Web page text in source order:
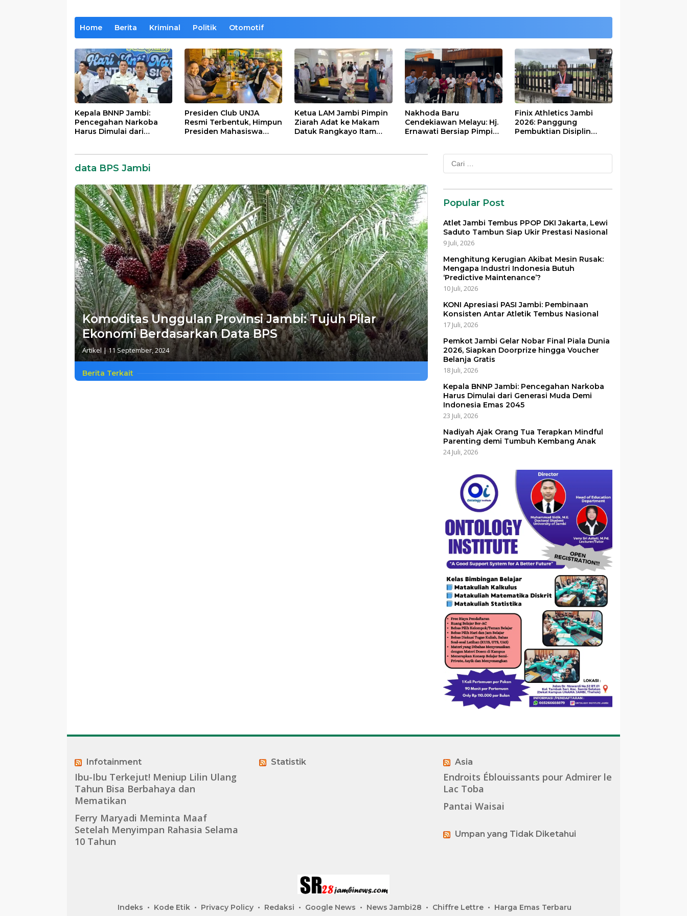
Home Berita Kriminal Politik Otomotif
Kepala BNNP Jambi:
Pencegahan Narkoba
Harus Dimulai dari
Presiden Club UNJA
Resmi Terbentuk, Himpun
Presiden Mahasiswa
Ketua LAM Jambi Pimpin
Ziarah Adat ke Makam
Datuk Rangkayo Itam
Nakhoda Baru
Cendekiawan Melayu: Hj.
Ernawati Bersiap Pimpin
Finix Athletics Jambi
2026: Panggung
Pembuktian Disiplin
data BPS Jambi
Komoditas Unggulan Provinsi Jambi: Tujuh Pilar
Ekonomi Berdasarkan Data BPS
Artikel|11 September, 2024
Berita Terkait
Cari
untuk:
Popular Post
Atlet Jambi Tembus PPOP DKI Jakarta, Lewi
Saduto Tambun Siap Ukir Prestasi Nasional
9 Juli, 2026
Menghitung Kerugian Akibat Mesin Rusak:
Mengapa Industri Indonesia Butuh
‘Predictive Maintenance’?
10 Juli, 2026
KONI Apresiasi PASI Jambi: Pembinaan
Konsisten Antar Atletik Tembus Nasional
17 Juli, 2026
Pemkot Jambi Gelar Nobar Final Piala Dunia
2026, Siapkan Doorprize hingga Voucher
Belanja Gratis
18 Juli, 2026
Kepala BNNP Jambi: Pencegahan Narkoba
Harus Dimulai dari Generasi Muda Demi
Indonesia Emas 2045
23 Juli, 2026
Nadiyah Ajak Orang Tua Terapkan Mindful
Parenting demi Tumbuh Kembang Anak
24 Juli, 2026
Infotainment
Ibu-Ibu Terkejut! Meniup Lilin Ulang
Tahun Bisa Berbahaya dan
Mematikan
Ferry Maryadi Meminta Maaf
Setelah Menyimpan Rahasia Selama
10 Tahun
Statistik Asia
Endroits Éblouissants pour Admirer le
Lac Toba
Pantai Waisai
Umpan yang Tidak Diketahui
Indeks Kode Etik Privacy Policy Redaksi Google News News Jambi28 Chiffre Lettre Harga Emas Terbaru